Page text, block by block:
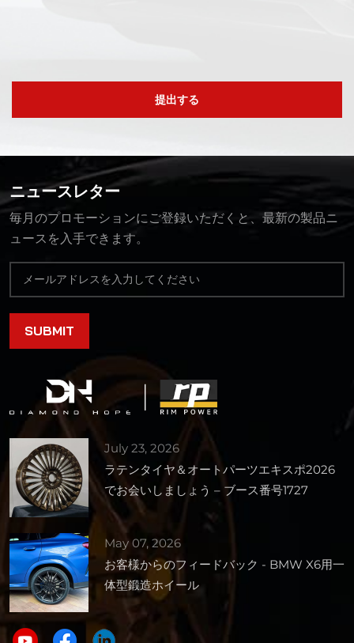
提出する
ニュースレター
毎月のプロモーションにご登録いただくと、最新の製品ニ
ュースを入手できます。
July 23, 2026
ラテンタイヤ＆オートパーツエキスポ2026
でお会いしましょう – ブース番号1727
May 07, 2026
お客様からのフィードバック - BMW X6用一
体型鍛造ホイール